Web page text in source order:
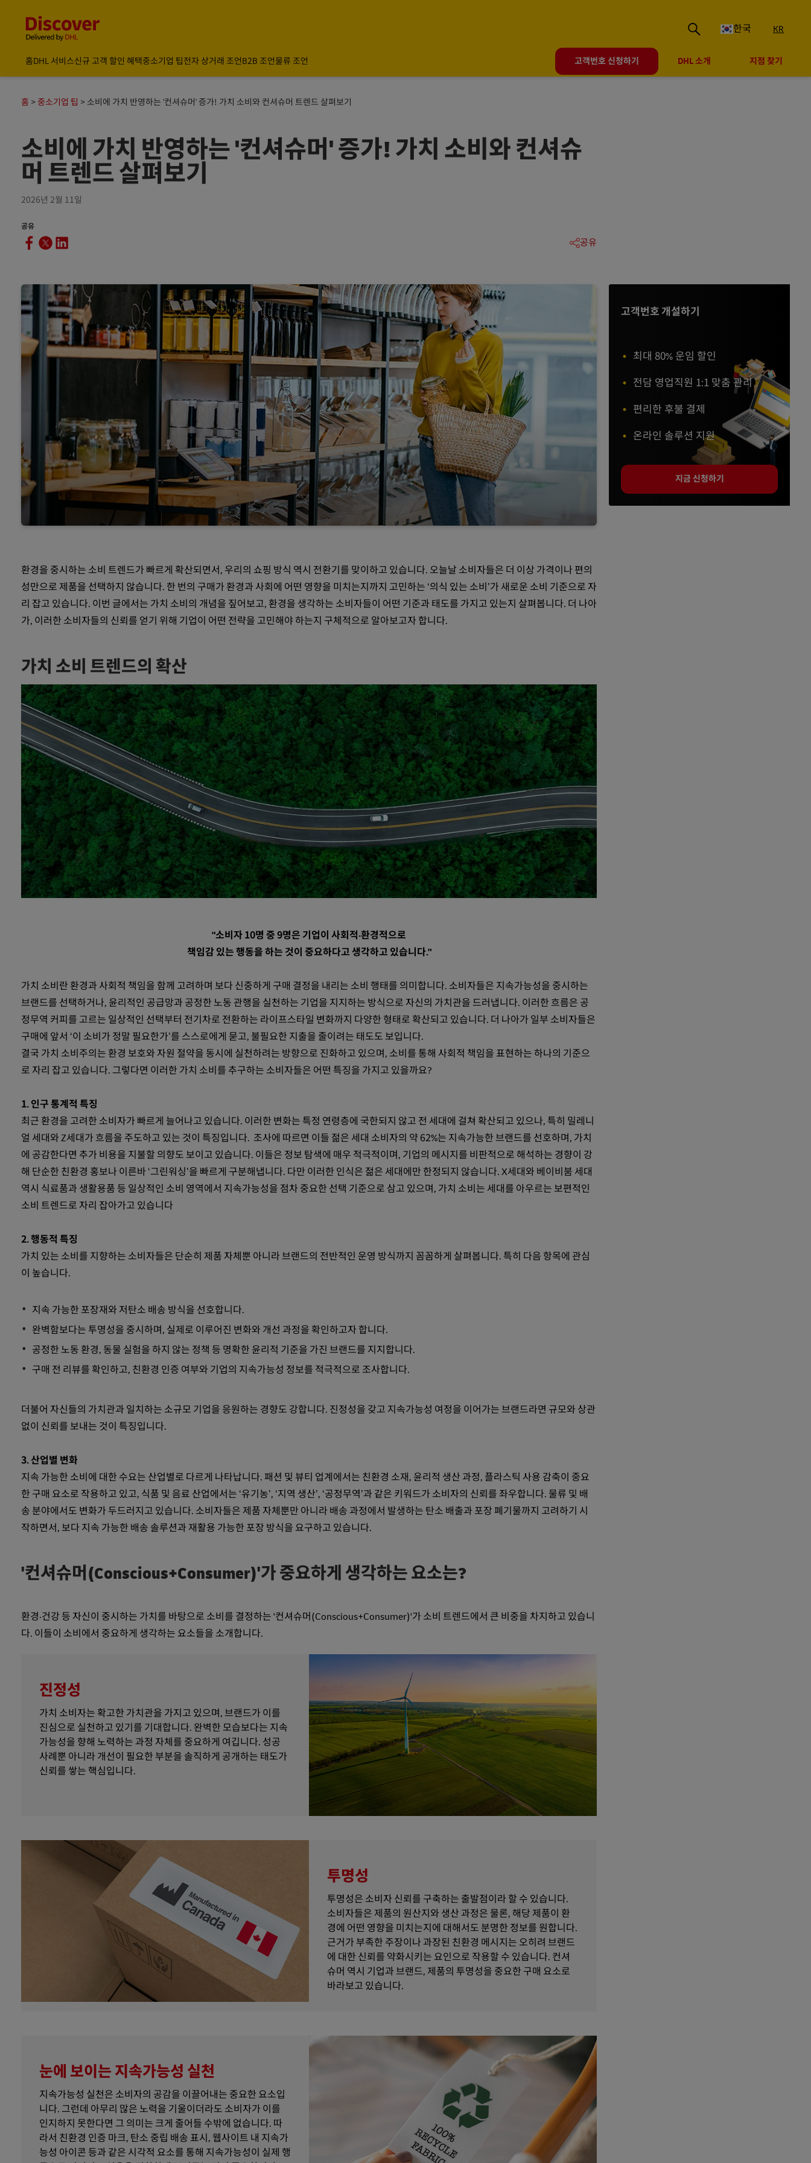
글로벌 배송 및 물류 인사이트 | DHL Discover 한국
한국 KR
홈DHL 서비스신규 고객 할인 혜택중소기업 팁전자 상거래 조언B2B 조언물류 조언 고객번호 신청하기 DHL 소개 지점 찾기
홈 중소기업 팁 소비에 가치 반영하는 '컨셔슈머' 증가! 가치 소비와 컨셔슈머 트렌드 살펴보기
소비에 가치 반영하는 '컨셔슈머' 증가! 가치 소비와 컨셔슈
머 트렌드 살펴보기
2026년 2월 11일
공유
공유
환경을 중시하는 소비 트렌드가 빠르게 확산되면서, 우리의 쇼핑 방식 역시 전환기를 맞이하고 있습니다. 오늘날 소비자들은 더 이상 가격이나 편의
성만으로 제품을 선택하지 않습니다. 한 번의 구매가 환경과 사회에 어떤 영향을 미치는지까지 고민하는 ‘의식 있는 소비’가 새로운 소비 기준으로 자
리 잡고 있습니다. 이번 글에서는 가치 소비의 개념을 짚어보고, 환경을 생각하는 소비자들이 어떤 기준과 태도를 가지고 있는지 살펴봅니다. 더 나아
가, 이러한 소비자들의 신뢰를 얻기 위해 기업이 어떤 전략을 고민해야 하는지 구체적으로 알아보고자 합니다.
가치 소비 트렌드의 확산
"소비자 10명 중 9명은 기업이 사회적·환경적으로
책임감 있는 행동을 하는 것이 중요하다고 생각하고 있습니다."
가치 소비란 환경과 사회적 책임을 함께 고려하며 보다 신중하게 구매 결정을 내리는 소비 행태를 의미합니다. 소비자들은 지속가능성을 중시하는
브랜드를 선택하거나, 윤리적인 공급망과 공정한 노동 관행을 실천하는 기업을 지지하는 방식으로 자신의 가치관을 드러냅니다. 이러한 흐름은 공
정무역 커피를 고르는 일상적인 선택부터 전기차로 전환하는 라이프스타일 변화까지 다양한 형태로 확산되고 있습니다. 더 나아가 일부 소비자들은
구매에 앞서 ‘이 소비가 정말 필요한가’를 스스로에게 묻고, 불필요한 지출을 줄이려는 태도도 보입니다.
결국 가치 소비주의는 환경 보호와 자원 절약을 동시에 실천하려는 방향으로 진화하고 있으며, 소비를 통해 사회적 책임을 표현하는 하나의 기준으
로 자리 잡고 있습니다. 그렇다면 이러한 가치 소비를 추구하는 소비자들은 어떤 특징을 가지고 있을까요?
1. 인구 통계적 특징
최근 환경을 고려한 소비자가 빠르게 늘어나고 있습니다. 이러한 변화는 특정 연령층에 국한되지 않고 전 세대에 걸쳐 확산되고 있으나, 특히 밀레니
얼 세대와 Z세대가 흐름을 주도하고 있는 것이 특징입니다. 조사에 따르면 이들 젊은 세대 소비자의 약 62%는 지속가능한 브랜드를 선호하며, 가치
에 공감한다면 추가 비용을 지불할 의향도 보이고 있습니다. 이들은 정보 탐색에 매우 적극적이며, 기업의 메시지를 비판적으로 해석하는 경향이 강
해 단순한 친환경 홍보나 이른바 ‘그린워싱’을 빠르게 구분해냅니다. 다만 이러한 인식은 젊은 세대에만 한정되지 않습니다. X세대와 베이비붐 세대
역시 식료품과 생활용품 등 일상적인 소비 영역에서 지속가능성을 점차 중요한 선택 기준으로 삼고 있으며, 가치 소비는 세대를 아우르는 보편적인
소비 트렌드로 자리 잡아가고 있습니다
2. 행동적 특징
가치 있는 소비를 지향하는 소비자들은 단순히 제품 자체뿐 아니라 브랜드의 전반적인 운영 방식까지 꼼꼼하게 살펴봅니다. 특히 다음 항목에 관심
이 높습니다.
지속 가능한 포장재와 저탄소 배송 방식을 선호합니다.
완벽함보다는 투명성을 중시하며, 실제로 이루어진 변화와 개선 과정을 확인하고자 합니다.
공정한 노동 환경, 동물 실험을 하지 않는 정책 등 명확한 윤리적 기준을 가진 브랜드를 지지합니다.
구매 전 리뷰를 확인하고, 친환경 인증 여부와 기업의 지속가능성 정보를 적극적으로 조사합니다.
더불어 자신들의 가치관과 일치하는 소규모 기업을 응원하는 경향도 강합니다. 진정성을 갖고 지속가능성 여정을 이어가는 브랜드라면 규모와 상관
없이 신뢰를 보내는 것이 특징입니다.
3. 산업별 변화
지속 가능한 소비에 대한 수요는 산업별로 다르게 나타납니다. 패션 및 뷰티 업계에서는 친환경 소재, 윤리적 생산 과정, 플라스틱 사용 감축이 중요
한 구매 요소로 작용하고 있고, 식품 및 음료 산업에서는 ‘유기농’, ‘지역 생산’, ‘공정무역’과 같은 키워드가 소비자의 신뢰를 좌우합니다. 물류 및 배
송 분야에서도 변화가 두드러지고 있습니다. 소비자들은 제품 자체뿐만 아니라 배송 과정에서 발생하는 탄소 배출과 포장 폐기물까지 고려하기 시
작하면서, 보다 지속 가능한 배송 솔루션과 재활용 가능한 포장 방식을 요구하고 있습니다.
'컨셔슈머(Conscious+Consumer)'가 중요하게 생각하는 요소는?
환경·건강 등 자신이 중시하는 가치를 바탕으로 소비를 결정하는 '컨셔슈머(Conscious+Consumer)'가 소비 트렌드에서 큰 비중을 차지하고 있습니
다. 이들이 소비에서 중요하게 생각하는 요소들을 소개합니다.
진정성
가치 소비자는 확고한 가치관을 가지고 있으며, 브랜드가 이를
진심으로 실천하고 있기를 기대합니다. 완벽한 모습보다는 지속
가능성을 향해 노력하는 과정 자체를 중요하게 여깁니다. 성공
사례뿐 아니라 개선이 필요한 부분을 솔직하게 공개하는 태도가
신뢰를 쌓는 핵심입니다.
투명성
투명성은 소비자 신뢰를 구축하는 출발점이라 할 수 있습니다.
소비자들은 제품의 원산지와 생산 과정은 물론, 해당 제품이 환
경에 어떤 영향을 미치는지에 대해서도 분명한 정보를 원합니다.
근거가 부족한 주장이나 과장된 친환경 메시지는 오히려 브랜드
에 대한 신뢰를 약화시키는 요인으로 작용할 수 있습니다. 컨셔
슈머 역시 기업과 브랜드, 제품의 투명성을 중요한 구매 요소로
바라보고 있습니다.
눈에 보이는 지속가능성 실천
지속가능성 실천은 소비자의 공감을 이끌어내는 중요한 요소입
니다. 그런데 아무리 많은 노력을 기울이더라도 소비자가 이를
인지하지 못한다면 그 의미는 크게 줄어들 수밖에 없습니다. 따
라서 친환경 인증 마크, 탄소 중립 배송 표시, 웹사이트 내 지속가
능성 아이콘 등과 같은 시각적 요소를 통해 지속가능성이 실제 행
고객번호 개설하기
최대 80% 운임 할인
전담 영업직원 1:1 맞춤 관리
편리한 후불 결제
온라인 솔루션 지원
지금 신청하기